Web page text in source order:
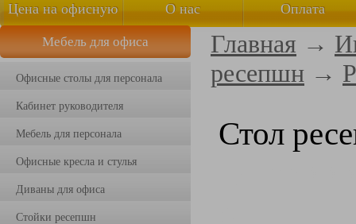
Цена на офисную
мебель
О нас Оплата
Мебель для офиса
Офисные столы для персонала
Кабинет руководителя
Мебель для персонала
Офисные кресла и стулья
Диваны для офиса
Стойки ресепшн
Главная →
ресепшн →
Стол